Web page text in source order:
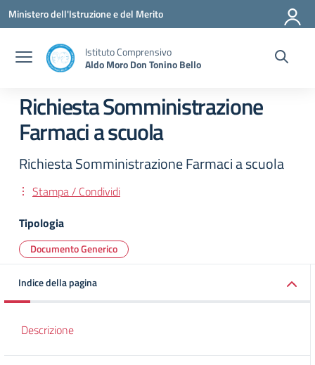
Vai ai contenuti
Vai al menu di navigazione
Vai al footer
Ministero dell'Istruzione e del Merito
Istituto Comprensivo
Aldo Moro Don Tonino Bello
Richiesta Somministrazione
Farmaci a scuola
Richiesta Somministrazione Farmaci a scuola
Stampa / Condividi
Tipologia
Documento Generico
Indice della pagina
Descrizione